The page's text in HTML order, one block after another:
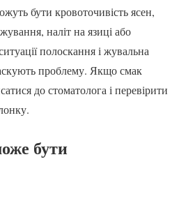
бути кровоточивість ясен,
наліт на язиці або
полоскання і жувальна
проблему. Якщо смак
до стоматолога і перевірити
бути